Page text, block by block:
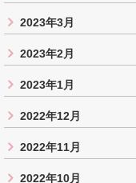
2023年3月
2023年2月
2023年1月
2022年12月
2022年11月
2022年10月